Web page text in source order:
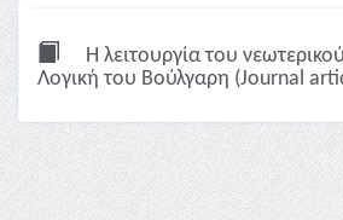
H λειτουργία του
Λογική του Bούλγαρη (Journal